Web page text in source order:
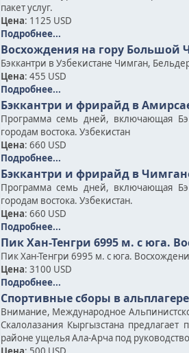
пакет услуг.
Цена: 1125 USD
Подробнее...
Восхождения на гору Большой
Бэккантри в Узбекистане Чимган,
Цена: 455 USD
Подробнее...
Бэккантри и фрирайд в
Программа семь дней, включающая
городам востока. Узбекистан
Цена: 660 USD
Подробнее...
Бэккантри и фрирайд в
Программа семь дней, включающая
городам востока. Узбекистан.
Цена: 660 USD
Подробнее...
Пик Хан-Тенгри 6995 м. c юга.
Пик Хан-Тенгри 6995 м. с юга.
Цена: 3100 USD
Подробнее...
Спортивные сборы в
Внимание, Международное
Скалолазания Кыргызстана
районе ущелья Ала-Арча под